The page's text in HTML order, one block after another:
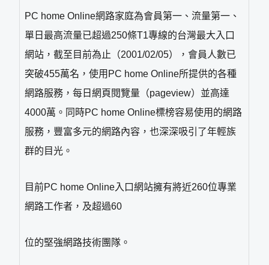
PC home Online網路家庭為會員第一、流量第一、
單日最高流量已超過250條T1專線的台灣最大入口
網站，截至目前為止（2001/02/05），會員人數已
突破455萬名，使用PC home Online所提供的各種
網路服務，每日網頁閱覽量（pageview）並高達
4000萬。同時PC home Online標榜容易使用的網路
服務，豐富多元的網路內容，也深深吸引了年輕族
群的目光。
目前PC home Online入口網站擁有將近260位專業
網路工作者，及超過60
位的堅強網路技術團隊。